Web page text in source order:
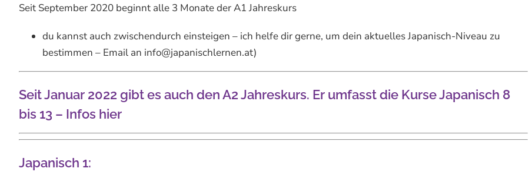
Seit September 2020 beginnt alle 3 Monate der A1 Jahreskurs
du kannst auch zwischendurch einsteigen – ich helfe dir gerne, um dein aktuelles Japanisch-Niveau zu
bestimmen – Email an info@japanischlernen.at)
Seit Januar 2022 gibt es auch den A2 Jahreskurs. Er umfasst die Kurse Japanisch 8
bis 13 – Infos hier
Japanisch 1: